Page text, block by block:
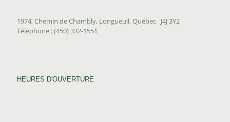
1974, Chemin de Chambly, Longueuil, Québec J4J 3Y2
Téléphone : (450) 332-1551
HEURES D'OUVERTURE